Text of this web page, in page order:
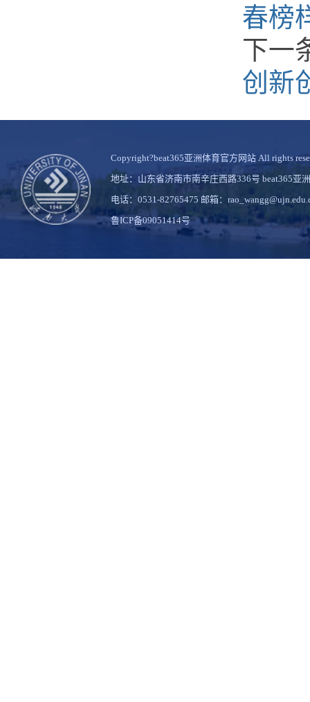
春榜
下一
创新
Copyright?beat365亚洲体育官方网站 All rights
地址：山东省济南市南辛庄西路336号 beat365亚
电话：0531-82765475 邮箱：
鲁ICP备09051414号